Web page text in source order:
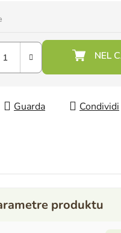
Guarda Condividi